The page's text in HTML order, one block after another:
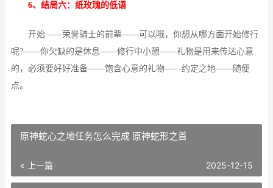
6、结局六：纸玫瑰的低语
开始——荣誉骑士的前辈——可以哦，你想从哪方面开始修行
呢?——你欠缺的是休息——修行中小憩——礼物是用来传达心意
的，必须要好好准备——饱含心意的礼物——约定之地——随便
点。
原神蛇心之地任务怎么完成 原神蛇形之首
« 上一篇 2025-12-15